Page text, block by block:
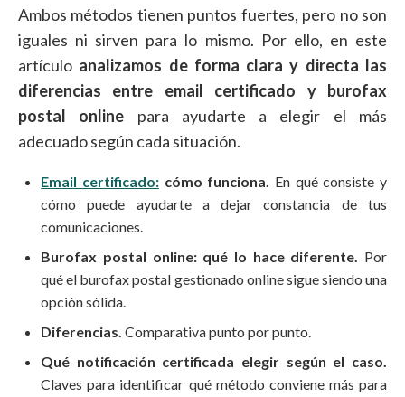
Ambos métodos tienen puntos fuertes, pero no son
iguales ni sirven para lo mismo. Por ello, en este
artículo analizamos de forma clara y directa las
diferencias entre email certificado y burofax
postal online para ayudarte a elegir el más
adecuado según cada situación.
Email certificado:cómo funciona. En qué consiste y
cómo puede ayudarte a dejar constancia de tus
comunicaciones.
Burofax postal online: qué lo hace diferente. Por
qué el burofax postal gestionado online sigue siendo una
opción sólida.
Diferencias. Comparativa punto por punto.
Qué notificación certificada elegir según el caso.
Claves para identificar qué método conviene más para